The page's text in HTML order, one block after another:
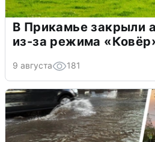
В Прикамье закрыли
из-за режима
9 августа 181